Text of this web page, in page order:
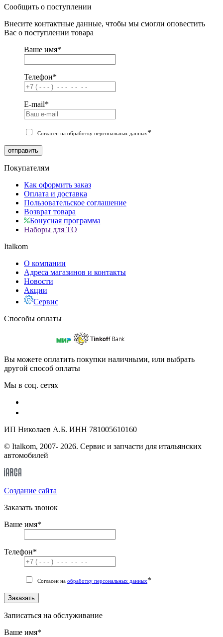
Сообщить о поступлении
Внесите контактные данные, чтобы мы смогли оповестить
Вас о поступлении товара
Ваше имя*
Телефон*
E-mail*
Согласен на обработку персональных данных*
отправить
Покупателям
Как оформить заказ
Оплата и доставка
Пользовательское соглашение
Возврат товара
Бонусная программа
Наборы для ТО
Italkom
О компании
Адреса магазинов и контакты
Новости
Акции
Сервис
Способы оплаты
Вы можете оплатить покупки наличными, или выбрать
другой способ оплаты
Мы в соц. сетях
ИП Николаев А.Б. ИНН 781005610160
© Italkom, 2007- 2026. Сервис и запчасти для итальянских
автомобилей
Cоздание сайта
Заказать звонок
Ваше имя*
Телефон*
Согласен на обработку персональных данных*
Заказать
Записаться на обслуживание
Ваше имя*